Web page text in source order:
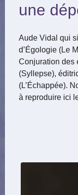
une
Aude Vidal qui
d’Égologie (Le
Conjuration des
(Syllepse),
(L’Échappée).
à reproduire ici